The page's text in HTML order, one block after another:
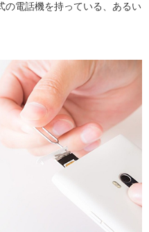
電話機を持っている、あるい